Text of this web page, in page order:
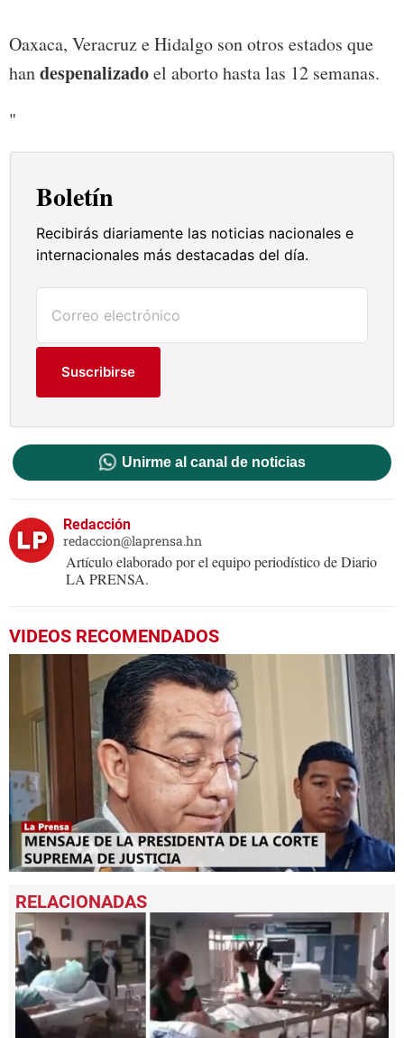
Oaxaca, Veracruz e Hidalgo son otros estados que
handespenalizadoel aborto hasta las 12 semanas.
"
Boletín
Recibirás diariamente las noticias nacionales e
internacionales más destacadas del día.
Suscribirse
Unirme al canal de noticias
Redacción
redaccion@laprensa.hn
Artículo elaborado por el equipo periodístico de Diario
LA PRENSA.
VIDEOS RECOMENDADOS
seconds
of
minutes,
34
seconds